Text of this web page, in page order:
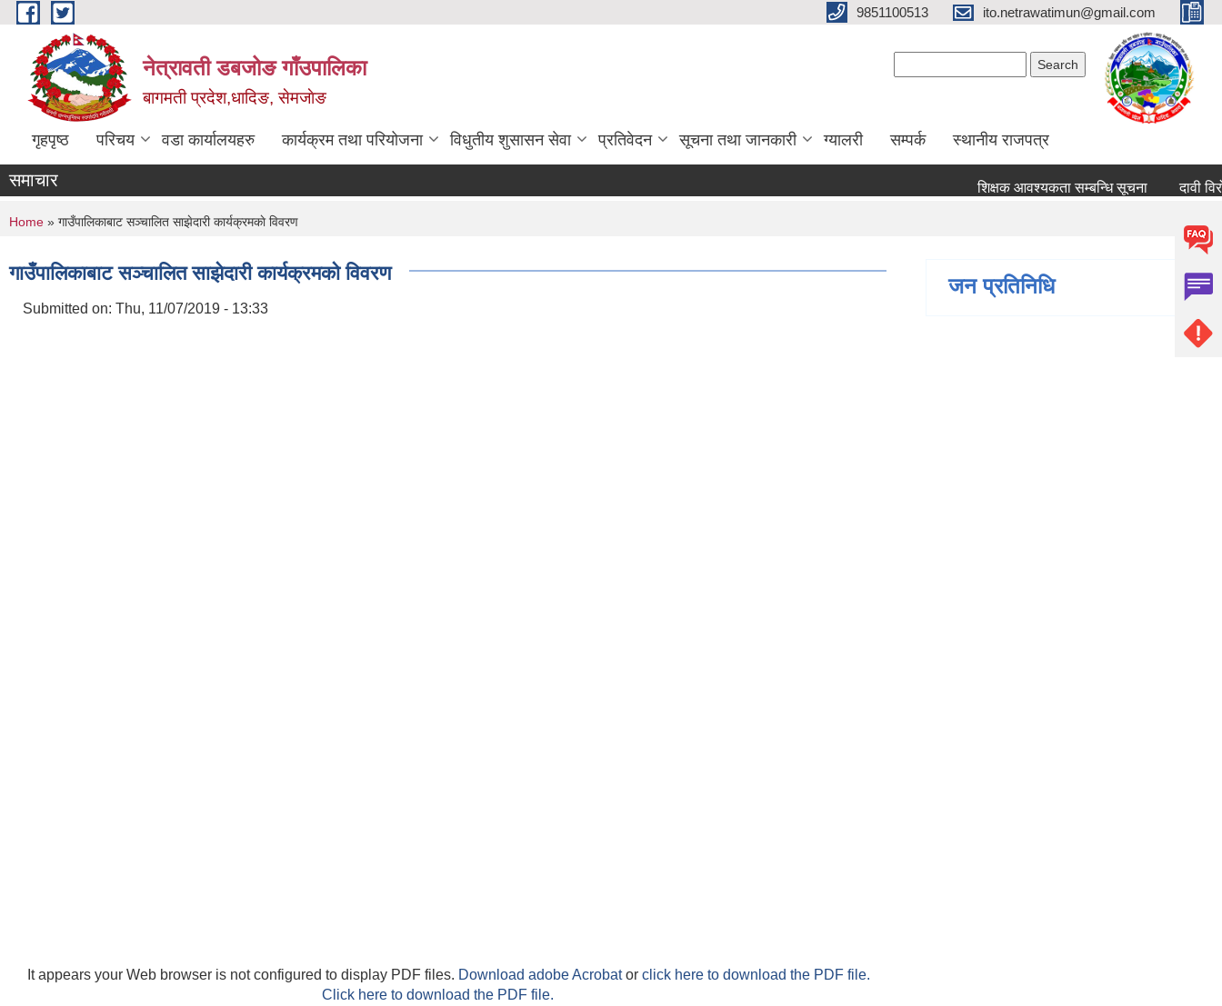
Skip to main content 9851100513 ito.netrawatimun@gmail.com
नेत्रावती डबजोङ गाँउपालिका
बागमती प्रदेश,धादिङ, सेमजाेङ
गृहपृष्ठ परिचय वडा कार्यालयहरु कार्यक्रम तथा परियोजना विधुतीय शुसासन सेवा प्रतिवेदन सूचना तथा जानकारी ग्यालरी सम्पर्क स्थानीय राजपत्र
समाचार शिक्षक आवश्यकता सम्बन्धि सूचना दावी विरोध पेश
You are here
Home » गाउँपालिकाबाट सञ्चालित साझेदारी कार्यक्रमकाे विवरण
गाउँपालिकाबाट सञ्चालित साझेदारी कार्यक्रमकाे विवरण
Submitted on: Thu, 11/07/2019 - 13:33
It appears your Web browser is not configured to display PDF files. Download adobe Acrobator click here to download the PDF file.
Click here to download the PDF file.
जन प्रतिनिधि